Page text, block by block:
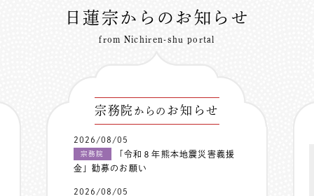
日蓮宗からのお知らせ
from Nichiren-shu portal
宗務院 からの お知らせ
2026/08/05
宗務院
「令和８年熊本地震災害義援
金」勧募のお願い
2026/08/05